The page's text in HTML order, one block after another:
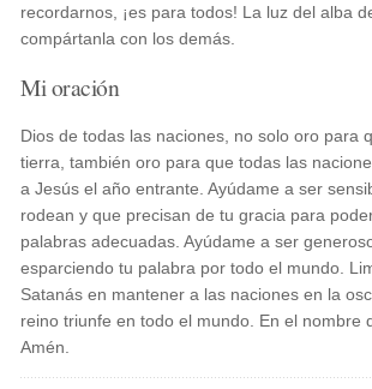
recordarnos, ¡es para todos! La luz del alba
compártanla con los demás.
Mi oración
Dios de todas las naciones, no solo oro para
tierra, también oro para que todas las
a Jesús el año entrante. Ayúdame a ser
rodean y que precisan de tu gracia para
palabras adecuadas. Ayúdame a ser
esparciendo tu palabra por todo el mundo.
Satanás en mantener a las naciones en la
reino triunfe en todo el mundo. En el nombre
Amén.